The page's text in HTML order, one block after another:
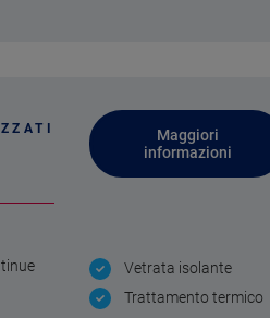
Maggiori
informazioni
Vetrata isolante
Trattamento termico